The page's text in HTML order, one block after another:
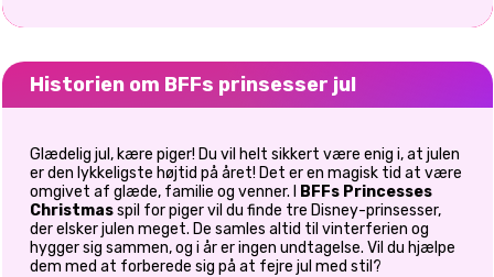
Historien om BFFs prinsesser jul
Glædelig jul, kære piger! Du vil helt sikkert være enig i, at julen
er den lykkeligste højtid på året! Det er en magisk tid at være
omgivet af glæde, familie og venner. I
BFFs Princesses
Christmasspil for piger vil du finde tre Disney-prinsesser,
der elsker julen meget. De samles altid til vinterferien og
hygger sig sammen, og i år er ingen undtagelse. Vil du hjælpe
dem med at forberede sig på at fejre jul med stil?